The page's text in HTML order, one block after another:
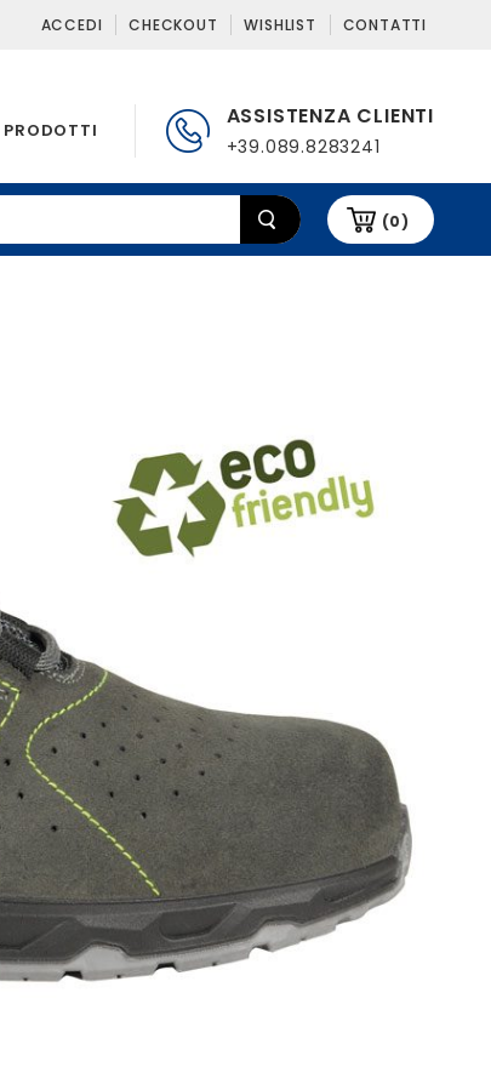
ACCEDI CHECKOUT WISHLIST CONTATTI
ASSISTENZA CLIENTI
+39.089.8283241
(0)